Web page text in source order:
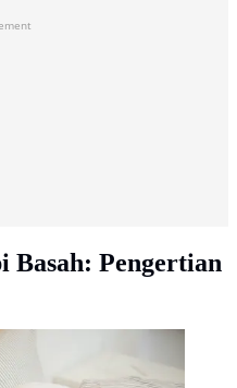
Pengertian
Andrea Piacquadio: